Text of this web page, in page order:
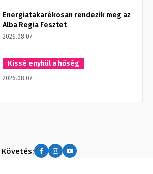
Energiatakarékosan rendezik meg az
Alba Regia Fesztet
2026.08.07.
Kissé enyhül a hőség
2026.08.07.
Követés: